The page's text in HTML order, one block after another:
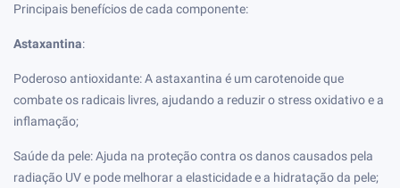
Principais benefícios de cada componente:
Astaxantina:
Poderoso antioxidante: A astaxantina é um carotenoide que
combate os radicais livres, ajudando a reduzir o stress oxidativo e a
inflamação;
Saúde da pele: Ajuda na proteção contra os danos causados pela
radiação UV e pode melhorar a elasticidade e a hidratação da pele;